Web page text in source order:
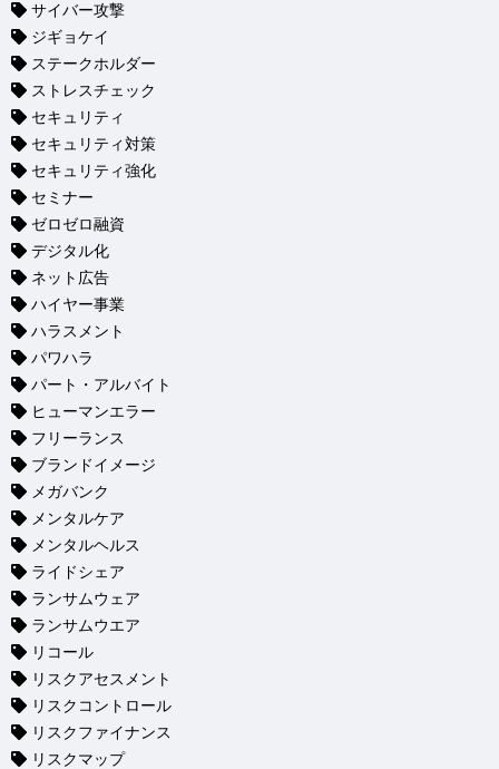
サイバー攻撃
ジギョケイ
ステークホルダー
ストレスチェック
セキュリティ
セキュリティ対策
セキュリティ強化
セミナー
ゼロゼロ融資
デジタル化
ネット広告
ハイヤー事業
ハラスメント
パワハラ
パート・アルバイト
ヒューマンエラー
フリーランス
ブランドイメージ
メガバンク
メンタルケア
メンタルヘルス
ライドシェア
ランサムウェア
ランサムウエア
リコール
リスクアセスメント
リスクコントロール
リスクファイナンス
リスクマップ